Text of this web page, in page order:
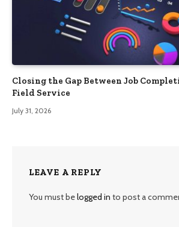
Closing the Gap Between Job
Field Service
July 31, 2026
LEAVE A REPLY
You must belogged in to post a